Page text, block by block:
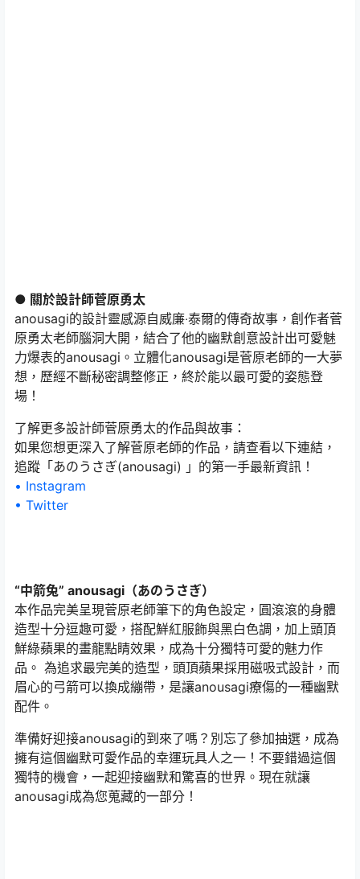
● 關於設計師菅原勇太
anousagi的設計靈感源自威廉‧泰爾的傳奇故事，創作者菅
原勇太老師腦洞大開，結合了他的幽默創意設計出可愛魅
力爆表的anousagi。立體化anousagi是菅原老師的一大夢
想，歷經不斷秘密調整修正，終於能以最可愛的姿態登
場！
了解更多設計師菅原勇太的作品與故事：
如果您想更深入了解菅原老師的作品，請查看以下連結，
追蹤「あのうさぎ(anousagi) 」的第一手最新資訊！
• Instagram
• Twitter
“中箭兔” anousagi（あのうさぎ）
本作品完美呈現菅原老師筆下的角色設定，圓滾滾的身體
造型十分逗趣可愛，搭配鮮紅服飾與黑白色調，加上頭頂
鮮綠蘋果的畫龍點睛效果，成為十分獨特可愛的魅力作
品。 為追求最完美的造型，頭頂蘋果採用磁吸式設計，而
眉心的弓箭可以換成繃帶，是讓anousagi療傷的一種幽默
配件。
準備好迎接anousagi的到來了嗎？別忘了參加抽選，成為
擁有這個幽默可愛作品的幸運玩具人之一！不要錯過這個
獨特的機會，一起迎接幽默和驚喜的世界。現在就讓
anousagi成為您蒐藏的一部分！